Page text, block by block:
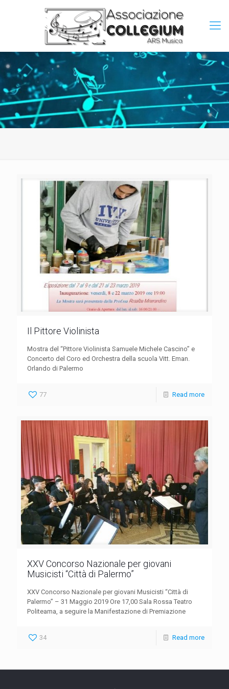
Il Pittore Violinista
Mostra del “Pittore Violinista Samuele Michele Cascino” e
Concerto del Coro ed Orchestra della scuola Vitt. Eman.
Orlando di Palermo
77 Read more
XXV Concorso Nazionale per giovani
Musicisti “Città di Palermo”
XXV Concorso Nazionale per giovani Musicisti “Città di
Palermo” – 31 Maggio 2019 Ore 17,00 Sala Rossa Teatro
Politeama, a seguire la Manifestazione di Premiazione
34 Read more